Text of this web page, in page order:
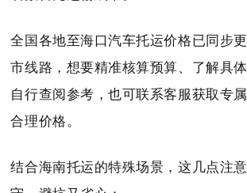
全国各地至海口汽车托运价格已同步
市线路，想要精准核算预算、了解具
自行查阅参考，也可联系客服获取专
合理价格。
结合海南托运的特殊场景，这几点注